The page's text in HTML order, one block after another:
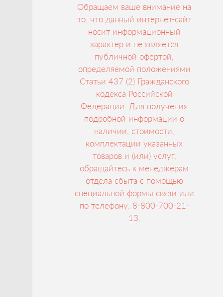
Обращаем ваше внимание на
то, что данный интернет-сайт
носит информационный
характер и не является
публичной офертой,
определяемой положениями
Статьи 437 (2) Гражданского
кодекса Российской
Федерации. Для получения
подробной информации о
наличии, стоимости,
комплектации указанных
товаров и (или) услуг,
обращайтесь к менеджерам
отдела сбыта с помощью
специальной формы связи или
по телефону: 8-800-700-21-
13.